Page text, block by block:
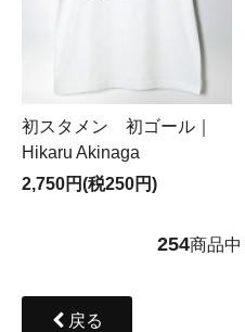
初スタメン 初ゴール｜
Hikaru Akinaga
2,750円(税250円)
254商品中
戻る